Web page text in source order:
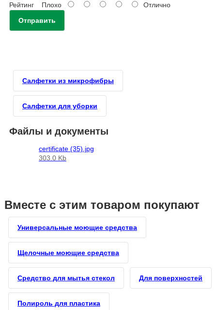
РейтингПлохо
Отлично
Отправить
Салфетки из микрофибры
Салфетки для уборки
Файлы и документы
certificate (35).jpg
303.0 Kb
Вместе с этим товаром покупают
Универсальные моющие средства
Щелочные моющие средства
Средство для мытья стекол Для поверхностей
Полироль для пластика